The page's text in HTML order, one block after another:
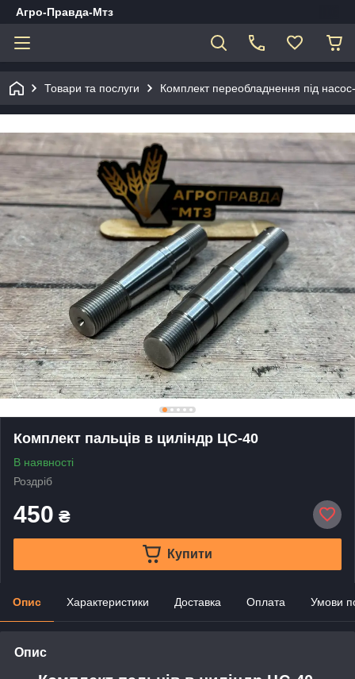
Агро-Правда-Мтз
Товари та послуги Комплект переобладнення під
Комплект пальців в циліндр ЦС-40
В наявності
Роздріб
450 ₴
Купити
Опис Характеристики Доставка Оплата Умови
Опис